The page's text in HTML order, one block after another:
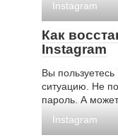
Instagram
Как
Instagram
Вы
ситуацию. Не
пароль. А может
Instagram